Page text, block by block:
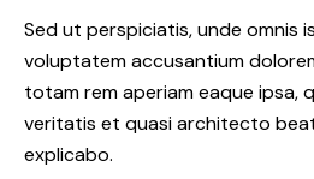
Sed ut perspiciatis, unde omnis
voluptatem accusantium
totam rem aperiam eaque ipsa,
veritatis et quasi architecto
explicabo.